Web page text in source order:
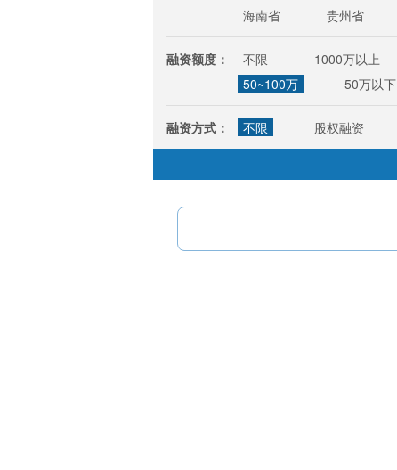
海南省
贵州省
融资额度： 不限 1000万以上
50~100万
50万以下
融资方式： 不限 股权融资